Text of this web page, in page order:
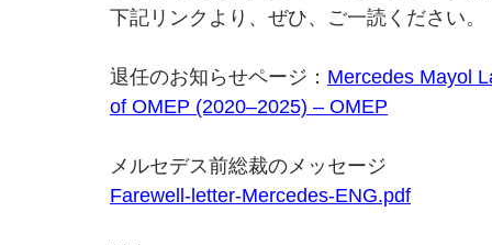
下記リンクより、ぜひ、ご一読ください。
退任のお知らせページ： Mercedes Mayol
of OMEP (2020–2025) – OMEP
メルセデス前総裁のメッセージ
Farewell-letter-Mercedes-ENG.pdf